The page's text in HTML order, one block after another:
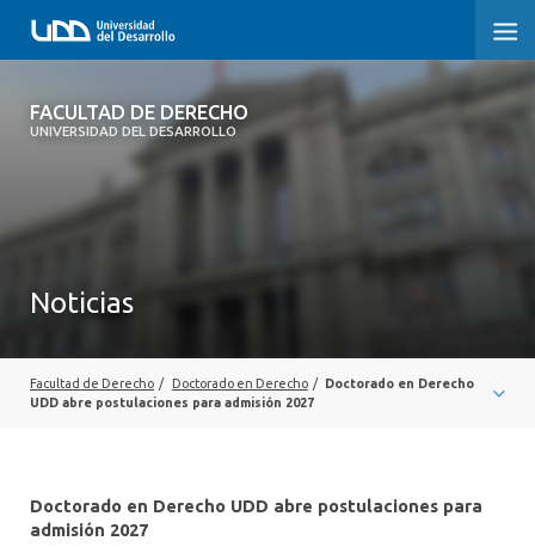
FACULTAD DE DERECHO
UNIVERSIDAD DEL DESARROLLO
FACULTAD DE DERECHO
SOBRE LA FACULTAD
PROFESORES
INTERNACIONAL
Noticias
Facultad de Derecho / Doctorado en Derecho / Doctorado en Derecho
UDD abre postulaciones para admisión 2027
Doctorado en Derecho UDD abre postulaciones para
admisión 2027